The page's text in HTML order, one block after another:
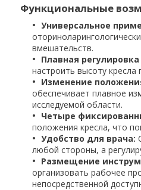
Функциональные
Универсальное
вмешательств.
Плавная
настроить высоту кресла
Изменение
обеспечивает плавное
исследуемой области.
Четыре
положения кресла, что
Удобство для врача:
любой стороны, а
Размещение
организовать рабочее
непосредственной